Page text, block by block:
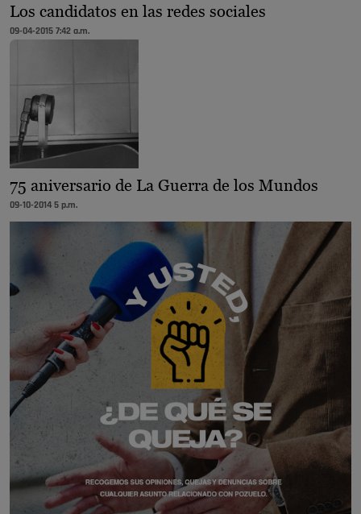
Los candidatos en las redes sociales
09-04-2015 7:42 a.m.
75 aniversario de La Guerra de los Mundos
09-10-2014 5 p.m.